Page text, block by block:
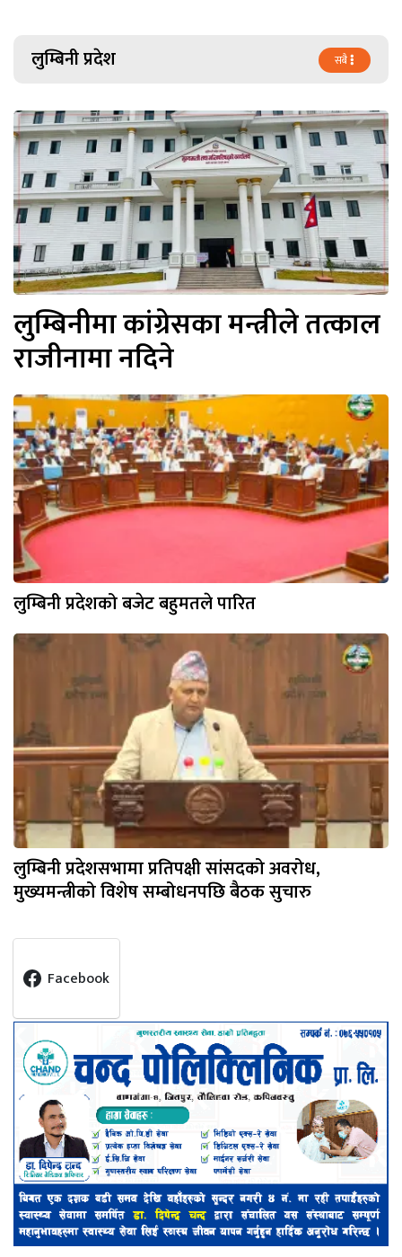
लुम्बिनी प्रदेश सबै
लुम्बिनीमा कांग्रेसका मन्त्रीले तत्काल
राजीनामा नदिने
लुम्बिनी प्रदेशको बजेट बहुमतले पारित
लुम्बिनी प्रदेशसभामा प्रतिपक्षी सांसदको अवरोध,
मुख्यमन्त्रीको विशेष सम्बोधनपछि बैठक सुचारु
Facebook